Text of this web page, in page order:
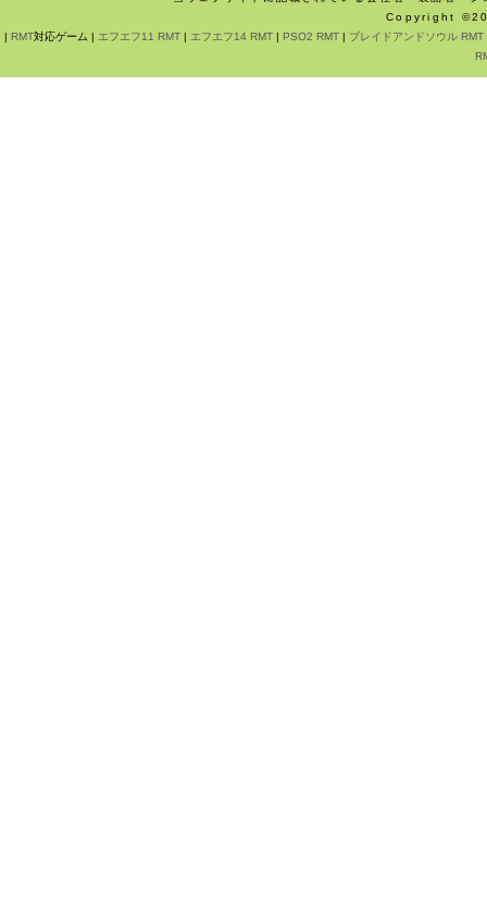
Copyright
| RMT対応ゲーム | エフエフ11 RMT| エフエフ14 RMT| PSO2 RMT| ブレイドアンドソウル RMT